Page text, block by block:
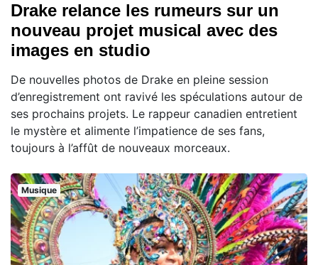
Drake relance les rumeurs sur un
nouveau projet musical avec des
images en studio
De nouvelles photos de Drake en pleine session
d’enregistrement ont ravivé les spéculations autour de
ses prochains projets. Le rappeur canadien entretient
le mystère et alimente l’impatience de ses fans,
toujours à l’affût de nouveaux morceaux.
Musique